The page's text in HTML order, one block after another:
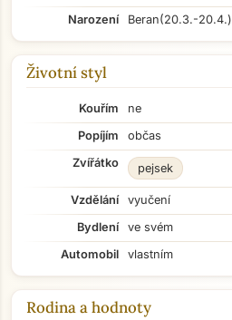
Narození
Beran(20.3.-20.4.)
Životní styl
Kouřím
ne
Popíjím
občas
Zvířátko
pejsek
Vzdělání
vyučení
Bydlení
ve svém
Automobil
vlastním
Rodina a hodnoty